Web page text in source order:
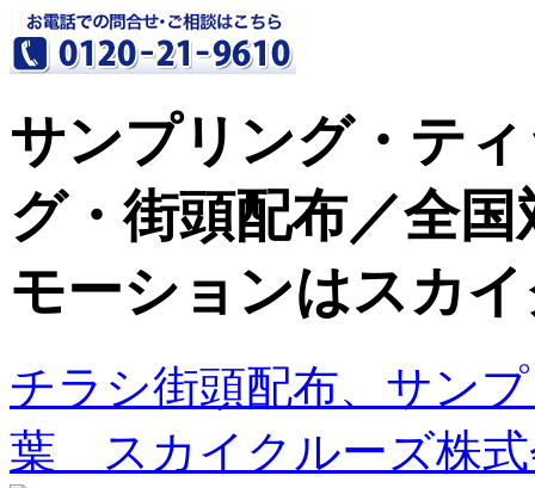
サンプリング・テ
グ・街頭配布／全
モーションはスカ
チラシ街頭配布、サン
葉 スカイクルーズ株式